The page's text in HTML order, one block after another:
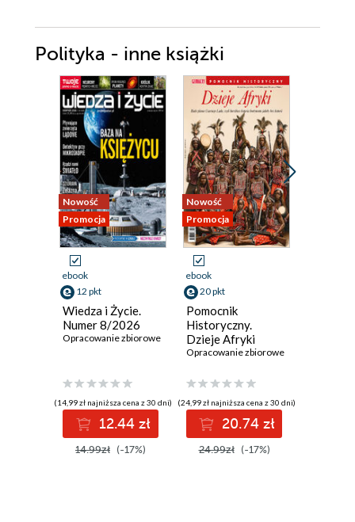
Polityka - inne książki
Nowość
Promocja
ebook
12 pkt
Wiedza i Życie.
Numer 8/2026
Opracowanie zbiorowe
(14,99 zł najniższa cena z 30 dni)
12.44 zł
14.99zł (-17%)
Nowość
Promocja
ebook
20 pkt
Pomocnik
Historyczny.
Dzieje Afryki
Opracowanie zbiorowe
(24,99 zł najniższa cena z 30 dni)
20.74 zł
24.99zł (-17%)